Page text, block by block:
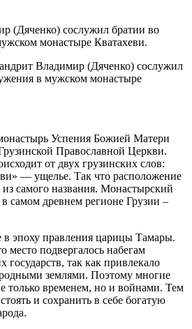
Владимир (Дяченко) сослужил
в мужском монастыре
Успения Божией Матери
Православной Церкви.
от двух грузинских слов:
— ущелье. Так что расположение
самого названия. Монастырский
в самом древнем регионе Грузии –
эпоху правления царицы Тамары.
место подвергалось набегам
государств, так как привлекало
землями. Поэтому многие
только временем, но и войнами. Тем
и сохранить в себе богатую